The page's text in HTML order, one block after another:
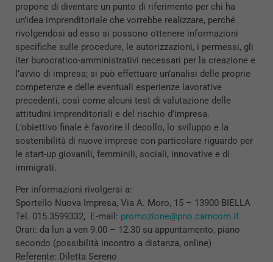
propone di diventare un punto di riferimento per chi ha
un’idea imprenditoriale che vorrebbe realizzare, perché
rivolgendosi ad esso si possono ottenere informazioni
specifiche sulle procedure, le autorizzazioni, i permessi, gli
iter burocratico-amministrativi necessari per la creazione e
l’avvio di impresa; si può effettuare un’analisi delle proprie
competenze e delle eventuali esperienze lavorative
precedenti, così come alcuni test di valutazione delle
attitudini imprenditoriali e del rischio d’impresa.
L’obiettivo finale è favorire il decollo, lo sviluppo e la
sostenibilità di nuove imprese con particolare riguardo per
le start-up giovanili, femminili, sociali, innovative e di
immigrati.
Per informazioni rivolgersi a:
Sportello Nuova Impresa, Via A. Moro, 15 – 13900 BIELLA
Tel. 015.3599332, E-mail: promozione@pno.camcom.it
Orari: da lun a ven 9.00 – 12.30 su appuntamento, piano
secondo (possibilità incontro a distanza, online)
Referente: Diletta Sereno